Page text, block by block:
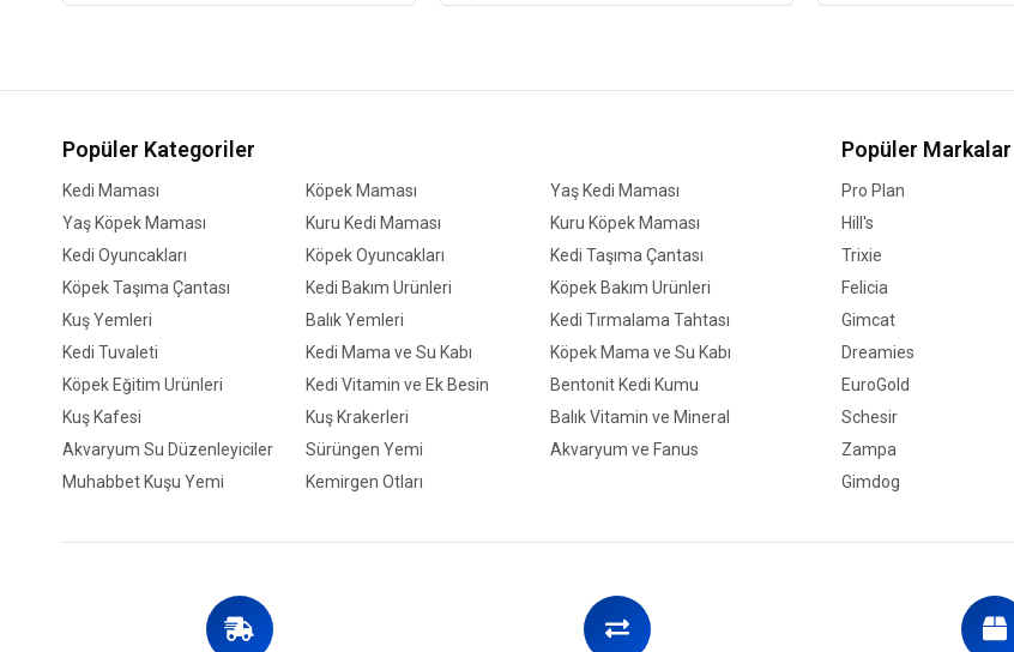
Popüler Kategoriler
Kedi Maması Köpek Maması
Yaş Kedi Maması
Yaş Köpek Maması
Kuru Kedi Maması
Kuru Köpek Maması
Kedi Oyuncakları
Köpek Oyuncakları
Kedi Taşıma Çantası
Köpek Taşıma Çantası
Kedi Bakım Ürünleri
Köpek Bakım Ürünleri
Kuş Yemleri
Balık Yemleri
Kedi Tırmalama Tahtası
Kedi Tuvaleti
Kedi Mama ve Su Kabı
Köpek Mama ve Su Kabı
Köpek Eğitim Ürünleri
Kedi Vitamin ve Ek Besin
Bentonit Kedi Kumu
Kuş Kafesi
Kuş Krakerleri
Balık Vitamin ve Mineral
Akvaryum Su Düzenleyiciler
Sürüngen Yemi
Akvaryum ve Fanus
Muhabbet Kuşu Yemi
Kemirgen Otları
Popüler Markalar
Pro Plan
Hill's
Trixie
Felicia
Gimcat
Dreamies
EuroGold
Schesir
Zampa
Gimdog